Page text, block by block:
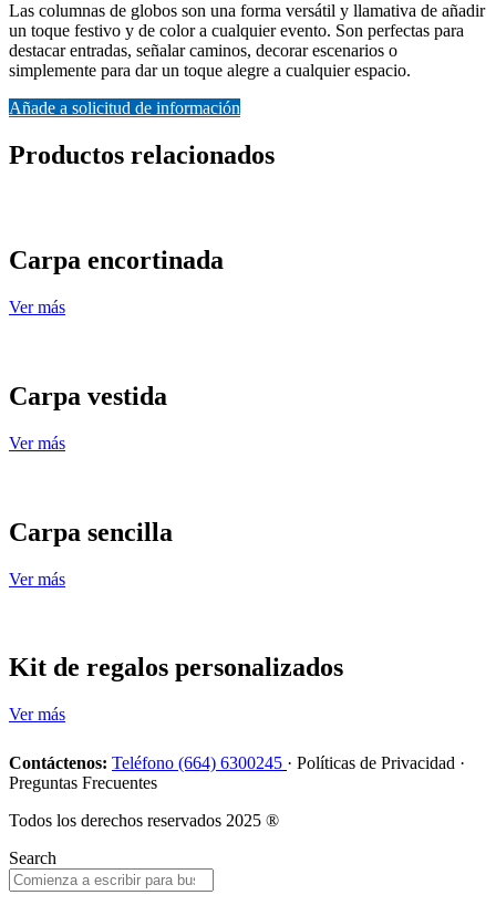
Las columnas de globos son una forma versátil y llamativa de añadir
un toque festivo y de color a cualquier evento. Son perfectas para
destacar entradas, señalar caminos, decorar escenarios o
simplemente para dar un toque alegre a cualquier espacio.
Añade a solicitud de información
Productos relacionados
Carpa encortinada
Ver más
Carpa vestida
Ver más
Carpa sencilla
Ver más
Kit de regalos personalizados
Ver más
Contáctenos: Teléfono (664) 6300245 · Políticas de Privacidad ·
Preguntas Frecuentes
Todos los derechos reservados 2025 ®
Search